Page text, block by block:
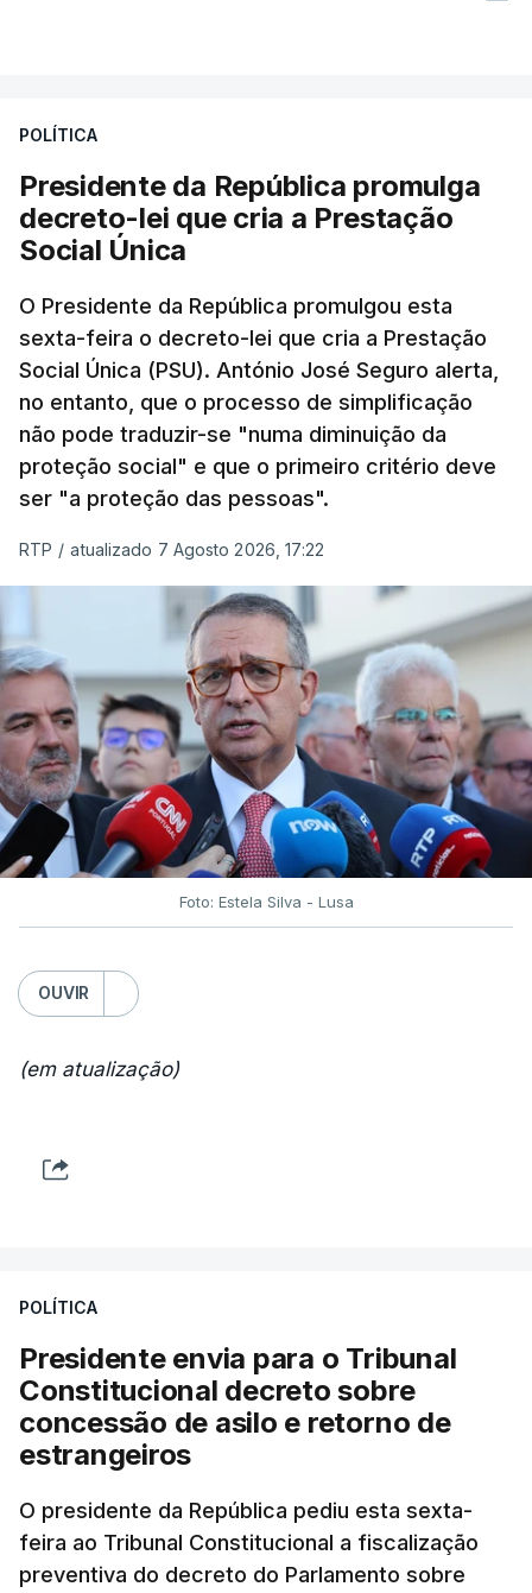
POLÍTICA
Presidente da República promulga
decreto-lei que cria a Prestação
Social Única
O Presidente da República promulgou esta
sexta-feira o decreto-lei que cria a Prestação
Social Única (PSU). António José Seguro alerta,
no entanto, que o processo de simplificação
não pode traduzir-se "numa diminuição da
proteção social" e que o primeiro critério deve
ser "a proteção das pessoas".
RTP / atualizado 7 Agosto 2026, 17:22
Foto: Estela Silva - Lusa
OUVIR
(em atualização)
POLÍTICA
Presidente envia para o Tribunal
Constitucional decreto sobre
concessão de asilo e retorno de
estrangeiros
O presidente da República pediu esta sexta-
feira ao Tribunal Constitucional a fiscalização
preventiva do decreto do Parlamento sobre